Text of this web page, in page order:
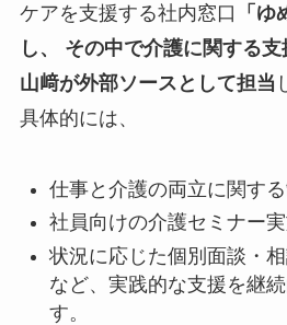
ケアを支援する社内窓口
「
し、 その中で介護に関する支
山﨑が外部ソースとして担当
具体的には、
仕事と介護の両立に関す
社員向けの介護セミナー
状況に応じた個別面談・
など、実践的な支援を継
す。